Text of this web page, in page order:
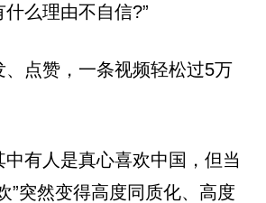
么理由不自信?”
、点赞，一条视频轻松过5万
中有人是真心喜欢中国，但当
”突然变得高度同质化、高度